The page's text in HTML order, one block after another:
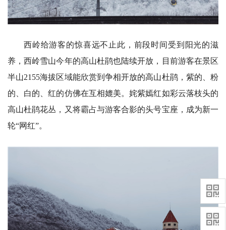
西岭给游客的惊喜远不止此，前段时间受到阳光的滋
养，西岭雪山今年的高山杜鹃也陆续开放，目前游客在景区
半山2155海拔区域能欣赏到争相开放的高山杜鹃，紫的、粉
的、白的、红的仿佛在互相媲美。姹紫嫣红如彩云落枝头的
高山杜鹃花丛，又将霸占与游客合影的头号宝座，成为新一
轮“网红”。